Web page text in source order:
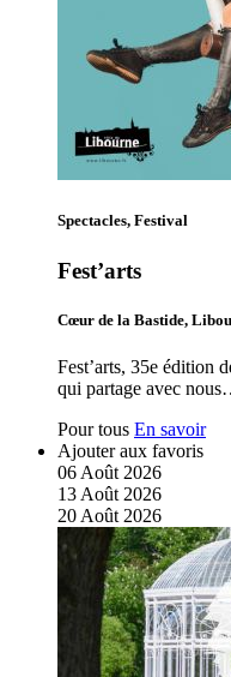
Spectacles, Festival
Fest’arts
Cœur de la Bastide,
Fest’arts, 35e édition
qui partage avec
Pour tous En savoir
Ajouter aux favoris
06 Août 2026
13 Août 2026
20 Août 2026